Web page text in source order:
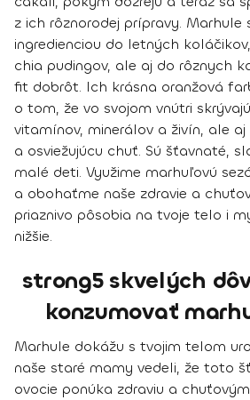
z ich rôznorodej prípravy. Marhule
ingredienciou do letných
chia pudingov, ale aj do rôznych
fit dobrôt. Ich krásna oranžová
o tom, že vo svojom vnútri
vitamínov, minerálov a živín, ale aj
a osviežujúcu chuť. Sú šťavnaté,
malé deti. Využime marhuľovú
a obohaťme naše zdravie a
priaznivo pôsobia na tvoje telo i
nižšie.
strong5 skvelých
konzumovať
Marhule dokážu s tvojim telom
naše staré mamy vedeli, že toto
ovocie ponúka zdraviu a